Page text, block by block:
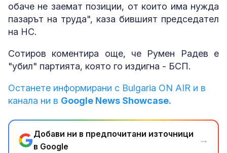
обаче не заемат позиции, от които има нужда
пазарът на труда", каза бившият председател
на НС.
Сотиров коментира още, че Румен Радев е
"убил" партията, която го издигна - БСП.
Останете информирани с Bulgaria ON AIR и в
канала ни в Google News Showcase.
Добави ни в предпочитани източници
в Google
→